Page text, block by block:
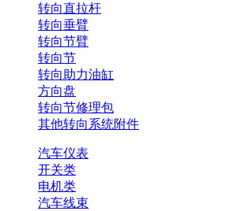
转向直拉杆
转向垂臂
转向节臂
转向节
转向助力油缸
方向盘
转向节修理包
其他转向系统附件
汽车仪表
开关类
电机类
汽车线束